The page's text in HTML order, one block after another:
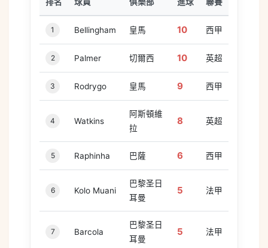
1 Bellingham 皇馬 10 西甲
2 Palmer 切爾西 10 英超
3 Rodrygo 皇馬 9 西甲
4 Watkins
阿斯頓維
拉
8 英超
5 Raphinha 巴薩 6 西甲
6 Kolo Muani
巴黎圣日
耳曼
5 法甲
7 Barcola
巴黎圣日
耳曼
5 法甲